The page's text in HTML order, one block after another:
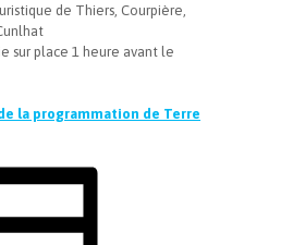
de Thiers, Courpière,
sur place 1 heure avant le
la programmation de Terre